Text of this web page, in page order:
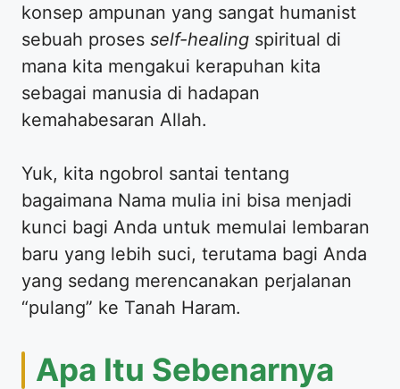
konsep ampunan yang sangat humanist
sebuah proses self-healing spiritual di
mana kita mengakui kerapuhan kita
sebagai manusia di hadapan
kemahabesaran Allah.
Yuk, kita ngobrol santai tentang
bagaimana Nama mulia ini bisa menjadi
kunci bagi Anda untuk memulai lembaran
baru yang lebih suci, terutama bagi Anda
yang sedang merencanakan perjalanan
“pulang” ke Tanah Haram.
Apa Itu Sebenarnya